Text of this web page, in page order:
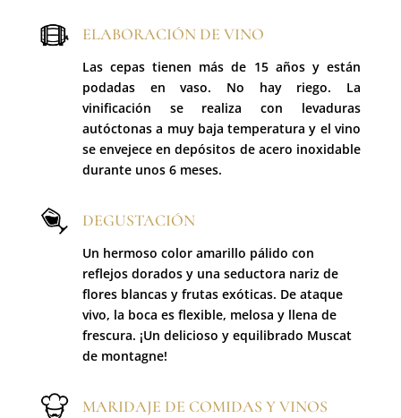
ELABORACIÓN DE VINO
Las cepas tienen más de 15 años y están
podadas en vaso. No hay riego. La
vinificación se realiza con levaduras
autóctonas a muy baja temperatura y el vino
se envejece en depósitos de acero inoxidable
durante unos 6 meses.
DEGUSTACIÓN
Un hermoso color amarillo pálido con
reflejos dorados y una seductora nariz de
flores blancas y frutas exóticas. De ataque
vivo, la boca es flexible, melosa y llena de
frescura. ¡Un delicioso y equilibrado Muscat
de montagne!
MARIDAJE DE COMIDAS Y VINOS